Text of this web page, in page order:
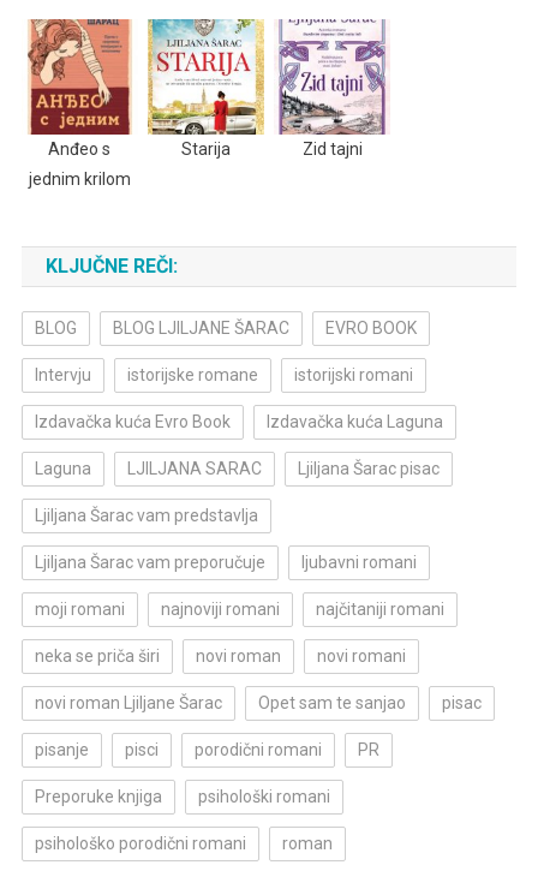
Anđeo s
jednim krilom
Starija Zid tajni
KLJUČNE REČI:
BLOG BLOG LJILJANE ŠARAC EVRO BOOK
Intervju istorijske romane istorijski romani
Izdavačka kuća Evro Book Izdavačka kuća Laguna
Laguna LJILJANA SARAC Ljiljana Šarac pisac
Ljiljana Šarac vam predstavlja
Ljiljana Šarac vam preporučuje ljubavni romani
moji romani najnoviji romani najčitaniji romani
neka se priča širi novi roman novi romani
novi roman Ljiljane Šarac Opet sam te sanjao pisac
pisanje pisci porodični romani PR
Preporuke knjiga psihološki romani
psihološko porodični romani roman